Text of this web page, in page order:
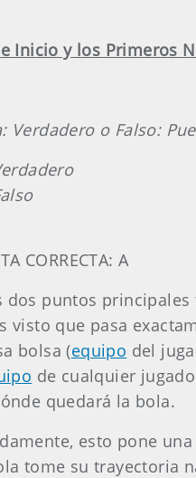
Inicio y los Primeros
Verdadero o Falso:
CORRECTA: A
dos puntos
visto que pasa
bolsa (equipo del
de cualquier
quedará la bola.
esto pone
tome su trayectoria